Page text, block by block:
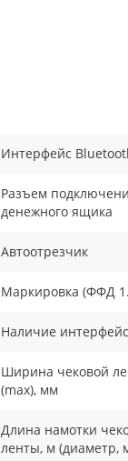
Интерфейс
Разъем
денежного ящика
Автоотрезчик
Маркировка (ФФД
Наличие
Ширина чековой
(max), мм
Длина намотки
ленты, м (диаметр,